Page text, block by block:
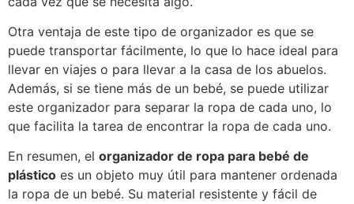
Otra ventaja de este tipo de organizador es que se
puede transportar fácilmente, lo que lo hace ideal para
llevar en viajes o para llevar a la casa de los abuelos.
Además, si se tiene más de un bebé, se puede utilizar
este organizador para separar la ropa de cada uno, lo
que facilita la tarea de encontrar la ropa de cada uno.
En resumen, el organizador de ropa para bebé de
plástico es un objeto muy útil para mantener ordenada
la ropa de un bebé. Su material resistente y fácil de